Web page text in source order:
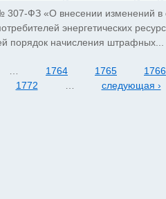
ФЗ «О внесении изменений в
энергетических
начисления штрафных...
1764 1765 1766
1772
следующая ›